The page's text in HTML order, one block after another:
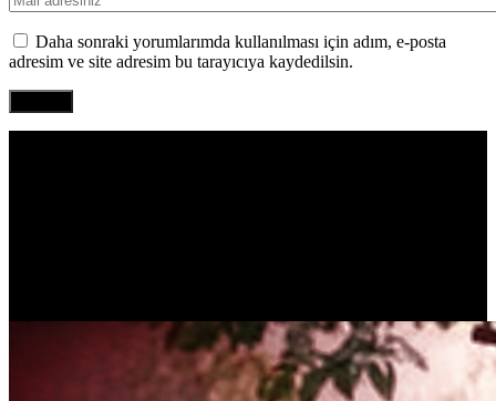
Daha sonraki yorumlarımda kullanılması için adım, e-posta
adresim ve site adresim bu tarayıcıya kaydedilsin.